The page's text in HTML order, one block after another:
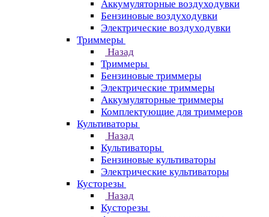
Аккумуляторные воздуходувки
Бензиновые воздуходувки
Электрические воздуходувки
Триммеры
Назад
Триммеры
Бензиновые триммеры
Электрические триммеры
Аккумуляторные триммеры
Комплектующие для триммеров
Культиваторы
Назад
Культиваторы
Бензиновые культиваторы
Электрические культиваторы
Кусторезы
Назад
Кусторезы